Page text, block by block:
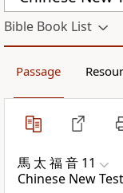
Bible Book List
Passage
馬 太 福 音 11
Chinese New